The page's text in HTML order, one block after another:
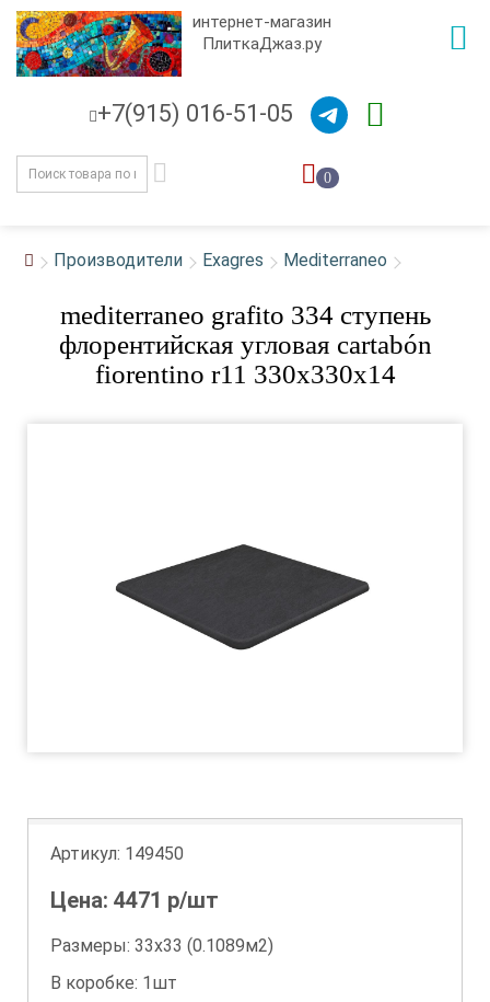
интернет-магазин
ПлиткаДжаз.ру
+7(915) 016-51-05
0
Производители Exagres Mediterraneo
mediterraneo grafito 334 ступень
флорентийская угловая cartabón
fiorentino r11 330x330x14
Артикул: 149450
Цена: 4471 р/шт
Размеры: 33х33 (0.1089м2)
В коробке: 1шт